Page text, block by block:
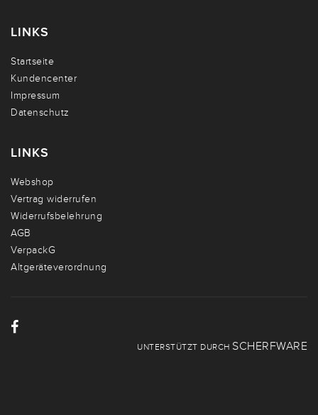
LINKS
Startseite
Kundencenter
Impressum
Datenschutz
LINKS
Webshop
Vertrag widerrufen
Widerrufsbelehrung
AGB
VerpackG
Altgeräteverordnung
UNTERSTÜTZT DURCH SCHERFWARE